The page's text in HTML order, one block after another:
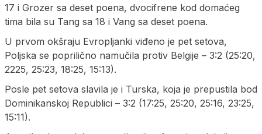
17 i Grozer sa deset poena, dvocifrene kod domaćeg
tima bila su Tang sa 18 i Vang sa deset poena.
U prvom okšraju Evropljanki viđeno je pet setova,
Poljska se poprilično namučila protiv Belgije – 3:2 (25:20,
2225, 25:23, 18:25, 15:13).
Posle pet setova slavila je i Turska, koja je prepustila bod
Dominikanskoj Republici – 3:2 (17:25, 25:20, 25:16, 23:25,
15:11).